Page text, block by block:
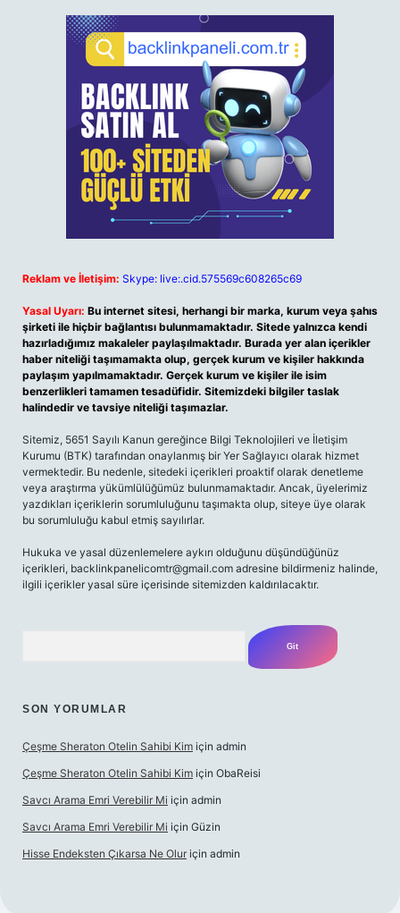
Reklam ve İletişim: Skype: live:.cid.575569c608265c69
Yasal Uyarı: Bu internet sitesi, herhangi bir marka, kurum veya şahıs
şirketi ile hiçbir bağlantısı bulunmamaktadır. Sitede yalnızca kendi
hazırladığımız makaleler paylaşılmaktadır. Burada yer alan içerikler
haber niteliği taşımamakta olup, gerçek kurum ve kişiler hakkında
paylaşım yapılmamaktadır. Gerçek kurum ve kişiler ile isim
benzerlikleri tamamen tesadüfidir. Sitemizdeki bilgiler taslak
halindedir ve tavsiye niteliği taşımazlar.
Sitemiz, 5651 Sayılı Kanun gereğince Bilgi Teknolojileri ve İletişim
Kurumu (BTK) tarafından onaylanmış bir Yer Sağlayıcı olarak hizmet
vermektedir. Bu nedenle, sitedeki içerikleri proaktif olarak denetleme
veya araştırma yükümlülüğümüz bulunmamaktadır. Ancak, üyelerimiz
yazdıkları içeriklerin sorumluluğunu taşımakta olup, siteye üye olarak
bu sorumluluğu kabul etmiş sayılırlar.
Hukuka ve yasal düzenlemelere aykırı olduğunu düşündüğünüz
içerikleri, backlinkpanelicomtr@gmail.com adresine bildirmeniz halinde,
ilgili içerikler yasal süre içerisinde sitemizden kaldırılacaktır.
SON YORUMLAR
Çeşme Sheraton Otelin Sahibi Kim için admin
Çeşme Sheraton Otelin Sahibi Kim için ObaReisi
Savcı Arama Emri Verebilir Mi için admin
Savcı Arama Emri Verebilir Mi için Güzin
Hisse Endeksten Çıkarsa Ne Olur için admin